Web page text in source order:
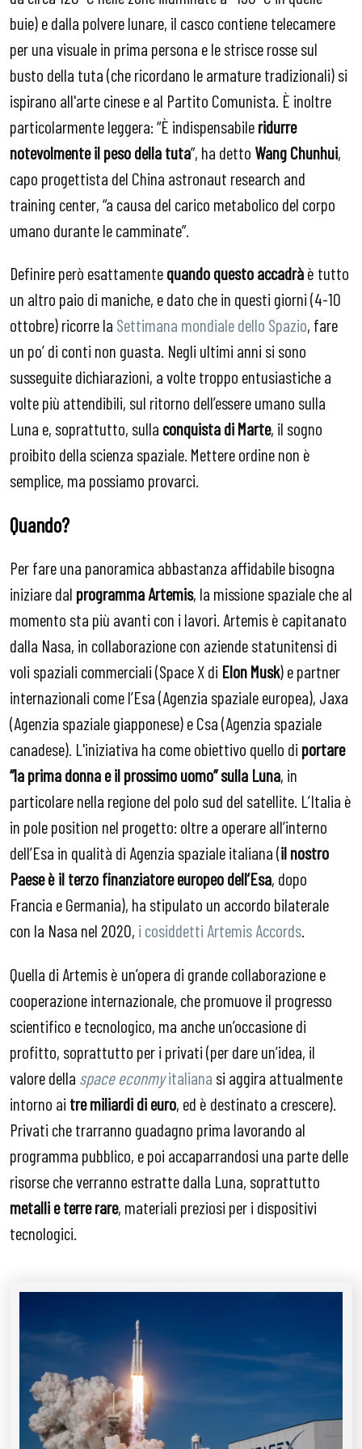
buie) e dalla polvere lunare, il casco contiene telecamere
per una visuale in prima persona e le strisce rosse sul
busto della tuta (che ricordano le armature tradizionali) si
ispirano all'arte cinese e al Partito Comunista. È inoltre
particolarmente leggera: “È indispensabileridurre
notevolmente il peso della tuta”, ha detto Wang Chunhui,
capo progettista del China astronaut research and
training center, “a causa del carico metabolico del corpo
umano durante le camminate”.
Definire però esattamentequando questo accadràè tutto
un altro paio di maniche, e dato che in questi giorni (4-10
ottobre) ricorre la Settimana mondiale dello Spazio, fare
un po’ di conti non guasta. Negli ultimi anni si sono
susseguite dichiarazioni, a volte troppo entusiastiche a
volte più attendibili, sul ritorno dell’essere umano sulla
Luna e, soprattutto, sulla conquista di Marte, il sogno
proibito della scienza spaziale. Mettere ordine non è
semplice, ma possiamo provarci.
Quando?
Per fare una panoramica abbastanza affidabile bisogna
iniziare dal programma Artemis, la missione spaziale che al
momento sta più avanti con i lavori. Artemis è capitanato
dalla Nasa, in collaborazione con aziende statunitensi di
voli spaziali commerciali (Space X di Elon Musk) e partner
internazionali come l’Esa (Agenzia spaziale europea), Jaxa
(Agenzia spaziale giapponese) e Csa (Agenzia spaziale
canadese). L'iniziativa ha come obiettivo quello di portare
“la prima donna e il prossimo uomo” sulla Luna, in
particolare nella regione del polo sud del satellite. L’Italia è
in pole position nel progetto: oltre a operare all’interno
dell’Esa in qualità di Agenzia spaziale italiana (il nostro
Paese è il terzo finanziatore europeo dell’Esa, dopo
Francia e Germania), ha stipulato un accordo bilaterale
con la Nasa nel 2020, i cosiddetti Artemis Accords.
Quella di Artemis è un’opera di grande collaborazione e
cooperazione internazionale, che promuove il progresso
scientifico e tecnologico, ma anche un’occasione di
profitto, soprattutto per i privati (per dare un’idea, il
valore della space econmyitaliana si aggira attualmente
intorno ai tre miliardi di euro, ed è destinato a crescere).
Privati che trarranno guadagno prima lavorando al
programma pubblico, e poi accaparrandosi una parte delle
risorse che verranno estratte dalla Luna, soprattutto
metalli e terre rare, materiali preziosi per i dispositivi
tecnologici.